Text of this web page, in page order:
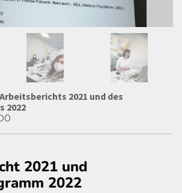
2021 und des
2022
2021 und
2022